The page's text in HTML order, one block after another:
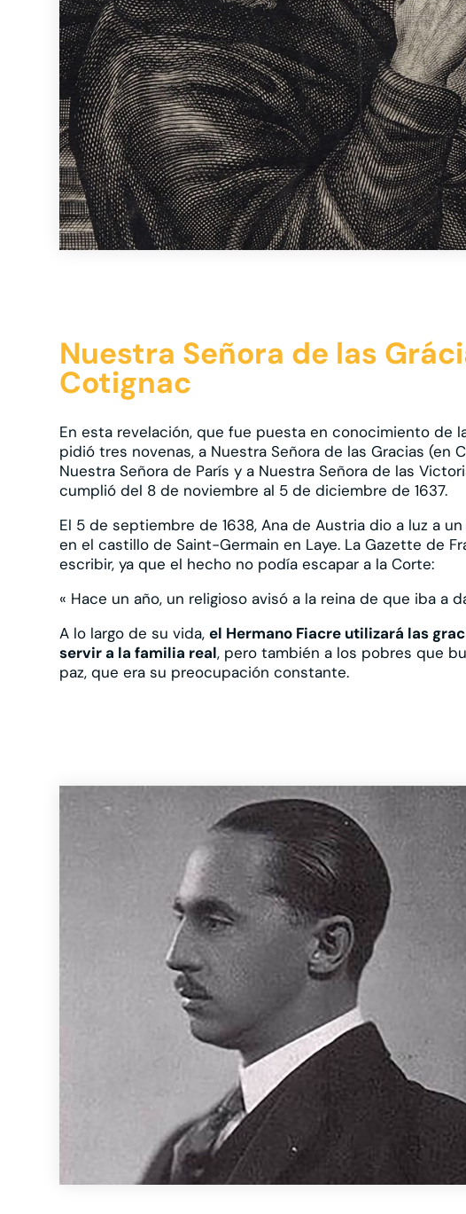
Nuestra Señora de las
Cotignac
En esta revelación, que fue puesta en conocimiento de
pidió tres novenas, a Nuestra Señora de las Gracias (en
Nuestra Señora de París y a Nuestra Señora de las
cumplió del 8 de noviembre al 5 de diciembre de 1637.
El 5 de septiembre de 1638, Ana de Austria dio a luz a
en el castillo de Saint-Germain en Laye. La Gazette de
escribir, ya que el hecho no podía escapar a la Corte:
« Hace un año, un religioso avisó a la reina de que iba a
A lo largo de su vida,el Hermano Fiacre utilizará las
servir a la familia real, pero también a los pobres que
paz, que era su preocupación constante.